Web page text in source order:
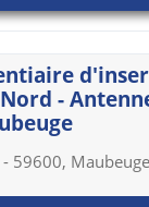
-
59600, Maubeuge